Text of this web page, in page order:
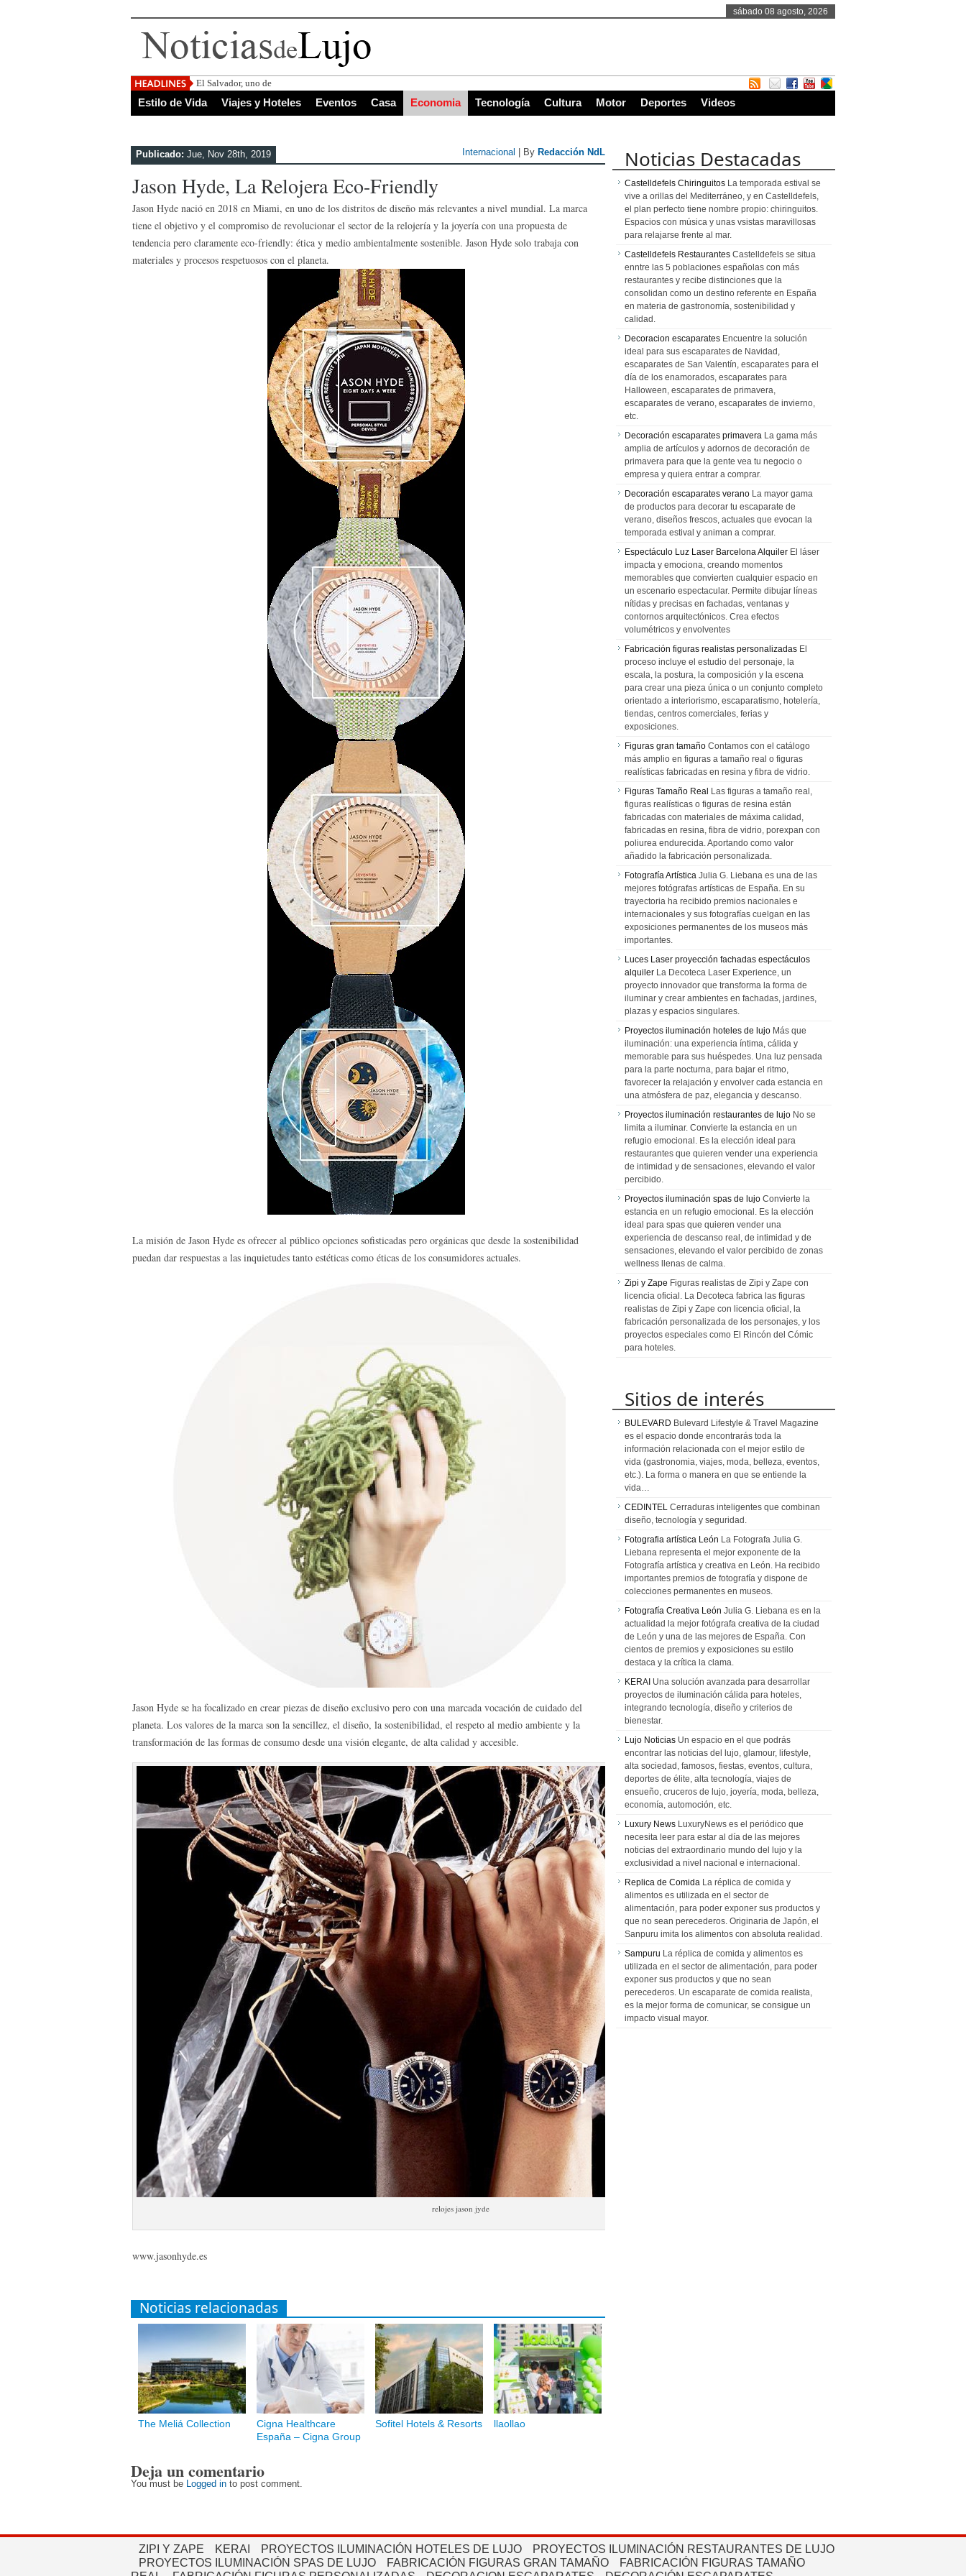
sábado 08 agosto, 2026
El Salvador, uno de los destinos con mayor proyección d
Estilo de Vida Viajes y Hoteles Eventos Casa Economia Tecnología Cultura Motor Deportes Videos
Publicado: Jue, Nov 28th, 2019 Internacional | By Redacción NdL
Jason Hyde, La Relojera Eco-Friendly
Jason Hyde nació en 2018 en Miami, en uno de los distritos de diseño más relevantes a nivel mundial. La marca
tiene el objetivo y el compromiso de revolucionar el sector de la relojería y la joyería con una propuesta de
tendencia pero claramente eco-friendly: ética y medio ambientalmente sostenible. Jason Hyde solo trabaja con
materiales y procesos respetuosos con el planeta.
La misión de Jason Hyde es ofrecer al público opciones sofisticadas pero orgánicas que desde la sostenibilidad
puedan dar respuestas a las inquietudes tanto estéticas como éticas de los consumidores actuales.
Jason Hyde se ha focalizado en crear piezas de diseño exclusivo pero con una marcada vocación de cuidado del
planeta. Los valores de la marca son la sencillez, el diseño, la sostenibilidad, el respeto al medio ambiente y la
transformación de las formas de consumo desde una visión elegante, de alta calidad y accesible.
relojes jason jyde
www.jasonhyde.es
Noticias relacionadas
The Meliá Collection
Cigna Healthcare
España – Cigna Group
Sofitel Hotels & Resorts llaollao
Deja un comentario
You must be Logged in to post comment.
Noticias Destacadas
Castelldefels Chiringuitos La temporada estival se
vive a orillas del Mediterráneo, y en Castelldefels,
el plan perfecto tiene nombre propio: chiringuitos.
Espacios con música y unas vsistas maravillosas
para relajarse frente al mar.
Castelldefels Restaurantes Castelldefels se situa
enntre las 5 poblaciones españolas con más
restaurantes y recibe distinciones que la
consolidan como un destino referente en España
en materia de gastronomía, sostenibilidad y
calidad.
Decoracion escaparates Encuentre la solución
ideal para sus escaparates de Navidad,
escaparates de San Valentín, escaparates para el
día de los enamorados, escaparates para
Halloween, escaparates de primavera,
escaparates de verano, escaparates de invierno,
etc.
Decoración escaparates primavera La gama más
amplia de artículos y adornos de decoración de
primavera para que la gente vea tu negocio o
empresa y quiera entrar a comprar.
Decoración escaparates verano La mayor gama
de productos para decorar tu escaparate de
verano, diseños frescos, actuales que evocan la
temporada estival y animan a comprar.
Espectáculo Luz Laser Barcelona Alquiler El láser
impacta y emociona, creando momentos
memorables que convierten cualquier espacio en
un escenario espectacular. Permite dibujar líneas
nítidas y precisas en fachadas, ventanas y
contornos arquitectónicos. Crea efectos
volumétricos y envolventes
Fabricación figuras realistas personalizadas El
proceso incluye el estudio del personaje, la
escala, la postura, la composición y la escena
para crear una pieza única o un conjunto completo
orientado a interiorismo, escaparatismo, hotelería,
tiendas, centros comerciales, ferias y
exposiciones.
Figuras gran tamaño Contamos con el catálogo
más amplio en figuras a tamaño real o figuras
realísticas fabricadas en resina y fibra de vidrio.
Figuras Tamaño Real Las figuras a tamaño real,
figuras realísticas o figuras de resina están
fabricadas con materiales de máxima calidad,
fabricadas en resina, fibra de vidrio, porexpan con
poliurea endurecida. Aportando como valor
añadido la fabricación personalizada.
Fotografía Artística Julia G. Liebana es una de las
mejores fotógrafas artísticas de España. En su
trayectoria ha recibido premios nacionales e
internacionales y sus fotografías cuelgan en las
exposiciones permanentes de los museos más
importantes.
Luces Laser proyección fachadas espectáculos
alquiler La Decoteca Laser Experience, un
proyecto innovador que transforma la forma de
iluminar y crear ambientes en fachadas, jardines,
plazas y espacios singulares.
Proyectos iluminación hoteles de lujo Más que
iluminación: una experiencia íntima, cálida y
memorable para sus huéspedes. Una luz pensada
para la parte nocturna, para bajar el ritmo,
favorecer la relajación y envolver cada estancia en
una atmósfera de paz, elegancia y descanso.
Proyectos iluminación restaurantes de lujo No se
limita a iluminar. Convierte la estancia en un
refugio emocional. Es la elección ideal para
restaurantes que quieren vender una experiencia
de intimidad y de sensaciones, elevando el valor
percibido.
Proyectos iluminación spas de lujo Convierte la
estancia en un refugio emocional. Es la elección
ideal para spas que quieren vender una
experiencia de descanso real, de intimidad y de
sensaciones, elevando el valor percibido de zonas
wellness llenas de calma.
Zipi y Zape Figuras realistas de Zipi y Zape con
licencia oficial. La Decoteca fabrica las figuras
realistas de Zipi y Zape con licencia oficial, la
fabricación personalizada de los personajes, y los
proyectos especiales como El Rincón del Cómic
para hoteles.
Sitios de interés
BULEVARD Bulevard Lifestyle & Travel Magazine
es el espacio donde encontrarás toda la
información relacionada con el mejor estilo de
vida (gastronomia, viajes, moda, belleza, eventos,
etc.). La forma o manera en que se entiende la
vida…
CEDINTEL Cerraduras inteligentes que combinan
diseño, tecnología y seguridad.
Fotografia artística León La Fotografa Julia G.
Liebana representa el mejor exponente de la
Fotografía artística y creativa en León. Ha recibido
importantes premios de fotografía y dispone de
colecciones permanentes en museos.
Fotografía Creativa León Julia G. Liebana es en la
actualidad la mejor fotógrafa creativa de la ciudad
de León y una de las mejores de España. Con
cientos de premios y exposiciones su estilo
destaca y la crítica la clama.
KERAI Una solución avanzada para desarrollar
proyectos de iluminación cálida para hoteles,
integrando tecnología, diseño y criterios de
bienestar.
Lujo Noticias Un espacio en el que podrás
encontrar las noticias del lujo, glamour, lifestyle,
alta sociedad, famosos, fiestas, eventos, cultura,
deportes de élite, alta tecnología, viajes de
ensueño, cruceros de lujo, joyería, moda, belleza,
economía, automoción, etc.
Luxury News LuxuryNews es el periódico que
necesita leer para estar al día de las mejores
noticias del extraordinario mundo del lujo y la
exclusividad a nivel nacional e internacional.
Replica de Comida La réplica de comida y
alimentos es utilizada en el sector de
alimentación, para poder exponer sus productos y
que no sean perecederos. Originaria de Japón, el
Sanpuru imita los alimentos con absoluta realidad.
Sampuru La réplica de comida y alimentos es
utilizada en el sector de alimentación, para poder
exponer sus productos y que no sean
perecederos. Un escaparate de comida realista,
es la mejor forma de comunicar, se consigue un
impacto visual mayor.
ZIPI Y ZAPE KERAI PROYECTOS ILUMINACIÓN HOTELES DE LUJO
PROYECTOS ILUMINACIÓN RESTAURANTES DE LUJO
PROYECTOS ILUMINACIÓN SPAS DE LUJO
FABRICACIÓN FIGURAS GRAN TAMAÑO
FABRICACIÓN FIGURAS TAMAÑO